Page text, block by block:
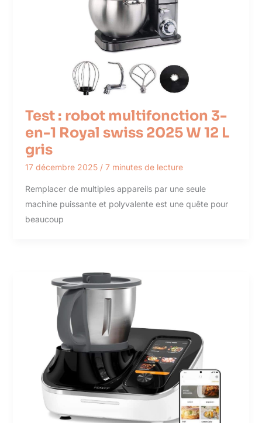
Test : robot multifonction 3-
en-1 Royal swiss 2025 W 12 L
gris
17 décembre 2025 / 7 minutes de lecture
Remplacer de multiples appareils par une seule
machine puissante et polyvalente est une quête pour
beaucoup